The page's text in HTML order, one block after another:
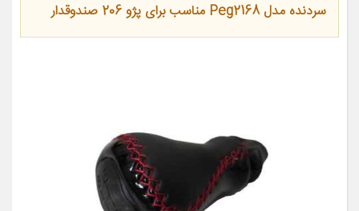
سردنده مدل Peg2168 مناسب برای پژو 206 صندوقدار